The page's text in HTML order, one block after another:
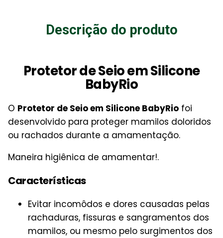
Descrição do produto
Protetor de Seio em Silicone
BabyRio
O Protetor de Seio em Silicone BabyRio foi
desenvolvido para proteger mamilos doloridos
ou rachados durante a amamentação.
Maneira higiênica de amamentar!.
Características
Evitar incomôdos e dores causadas pelas
rachaduras, fissuras e sangramentos dos
mamilos, ou mesmo pelo surgimentos dos